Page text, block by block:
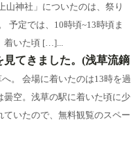
山神社」についたのは、祭り
予定では、10時頃~13時頃ま
いた頃 […]...
てきました。(浅草流鏑
。 会場に着いたのは13時を過
曇空。浅草の駅に着いた頃に少
ていたので、無料観覧のスペー